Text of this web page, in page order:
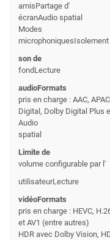
amisPartage d'
écranAudio spatial
Modes
microphoniquesIsolement
son de
fondLecture
audioFormats
pris en charge : AAC,
Digital, Dolby Digital Plus
Audio
spatial
Limite de
volume configurable par l'
utilisateurLecture
vidéoFormats
pris en charge : HEVC,
et AV1 (entre autres)
HDR avec Dolby Vision,